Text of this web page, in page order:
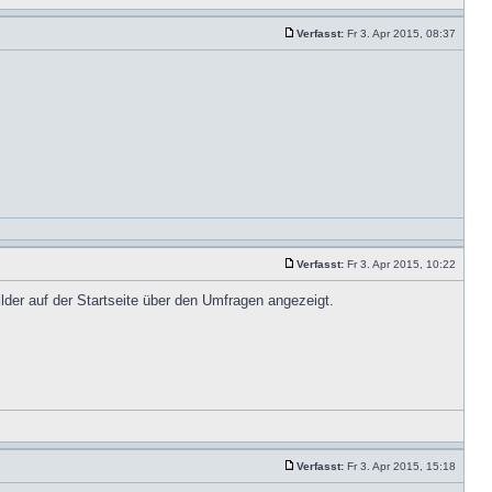
Verfasst: Fr 3. Apr 2015, 08:37
Verfasst: Fr 3. Apr 2015, 10:22
auf der Startseite über den Umfragen angezeigt.
Verfasst: Fr 3. Apr 2015, 15:18